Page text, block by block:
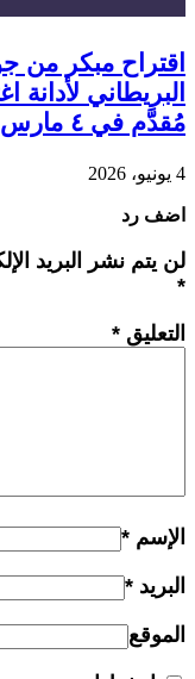
اقتراح مبكر من
البريطاني لأدانة
مُقدَّم في ٤ مارس ٢٠٢٦
4 يونيو، 2026
اضف رد
لن يتم نشر البريد
*
التعليق *
الإسم *
البريد *
الموقع